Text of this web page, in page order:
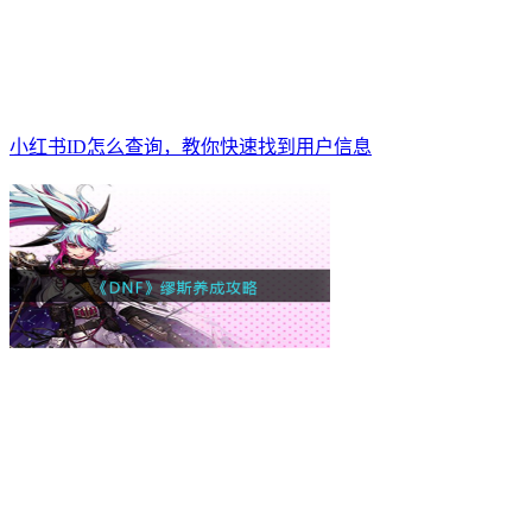
小红书ID怎么查询，教你快速找到用户信息